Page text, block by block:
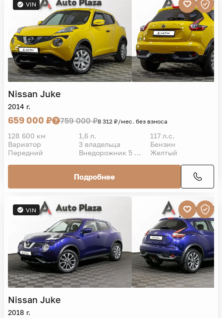
VIN
Nissan Juke
2014 г.
659 000 ₽ 759 000 ₽8 312 ₽/мес. без взноса
128 600 км 1,6 л.
117 л.с.
Вариатор
3 владельца
Бензин
Передний
Внедорожник 5 дв. Желтый
Подробнее
VIN
Nissan Juke
2018 г.